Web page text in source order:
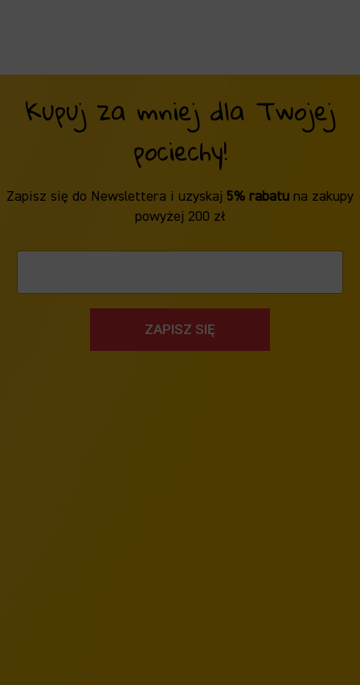
Kupuj za mniej dla Twojej
pociechy!
Zapisz się do Newslettera i uzyskaj 5% rabatu na zakupy
powyżej 200 zł
ZAPISZ SIĘ